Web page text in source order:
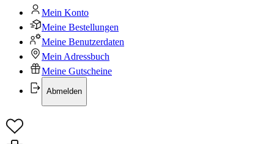
Mein Konto
Meine Bestellungen
Meine Benutzerdaten
Mein Adressbuch
Meine Gutscheine
Abmelden